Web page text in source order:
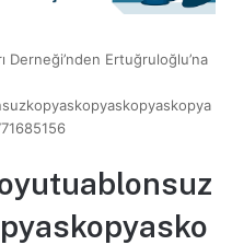
Derneği’nden Ertuğruloğlu’na